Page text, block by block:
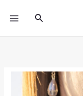
Search